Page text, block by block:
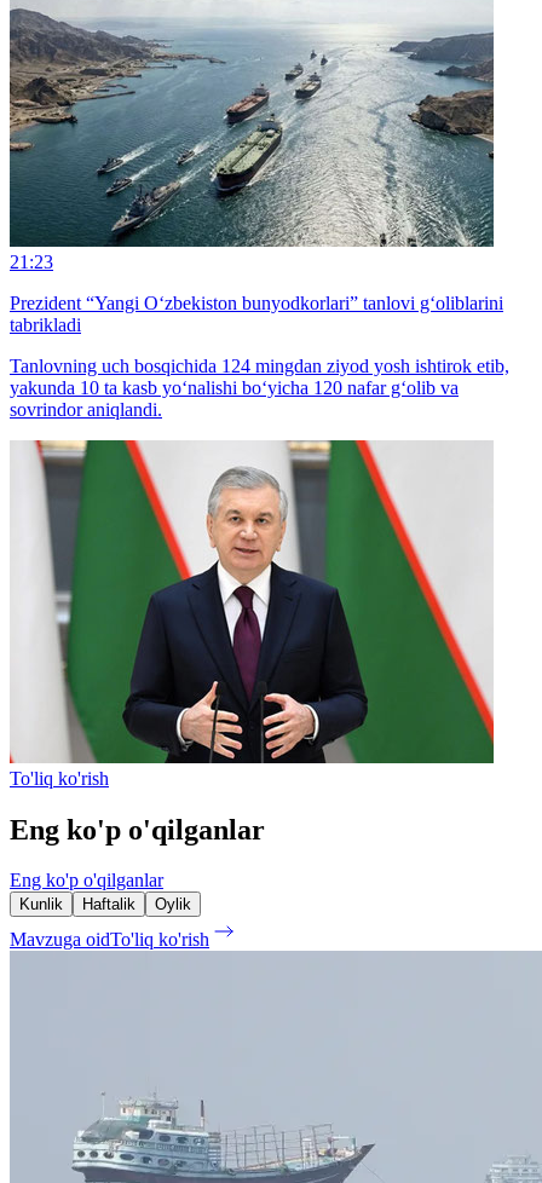
21:23
Prezident “Yangi O‘zbekiston bunyodkorlari” tanlovi g‘oliblarini
tabrikladi
Tanlovning uch bosqichida 124 mingdan ziyod yosh ishtirok etib,
yakunda 10 ta kasb yo‘nalishi bo‘yicha 120 nafar g‘olib va
sovrindor aniqlandi.
To'liq ko'rish
Eng ko'p o'qilganlar
Eng ko'p o'qilganlar
Kunlik Haftalik Oylik
Mavzuga oidTo'liq ko'rish